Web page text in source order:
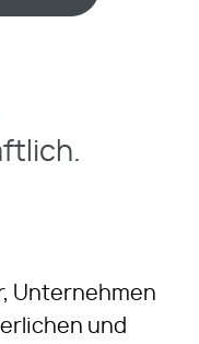
Unternehmen
und